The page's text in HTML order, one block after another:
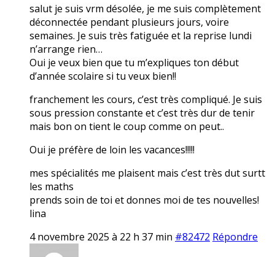
salut je suis vrm désolée, je me suis complètement
déconnectée pendant plusieurs jours, voire
semaines. Je suis très fatiguée et la reprise lundi
n’arrange rien…
Oui je veux bien que tu m’expliques ton début
d’année scolaire si tu veux bien!!
franchement les cours, c’est très compliqué. Je suis
sous pression constante et c’est très dur de tenir
mais bon on tient le coup comme on peut..
Oui je préfère de loin les vacances!!!!!
mes spécialités me plaisent mais c’est très dut surtt
les maths
prends soin de toi et donnes moi de tes nouvelles!
lina
4 novembre 2025 à 22 h 37 min #82472 Répondre